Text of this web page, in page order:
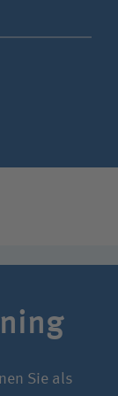
Sie als